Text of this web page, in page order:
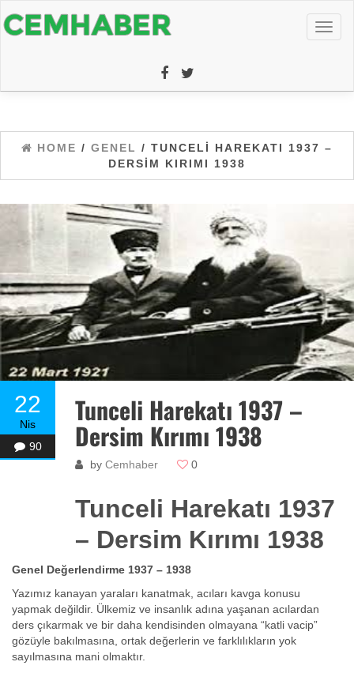
HOME / GENEL / TUNCELI HAREKATI 1937 –
DERSIM KIRIMI 1938
22
Nis
90
Tunceli Harekatı 1937 –
Dersim Kırımı 1938
by Cemhaber 0
Tunceli Harekatı 1937
– Dersim Kırımı 1938
Genel Değerlendirme 1937 – 1938
Yazımız kanayan yaraları kanatmak, acıları kavga konusu
yapmak değildir. Ülkemiz ve insanlık adına yaşanan acılardan
ders çıkarmak ve bir daha kendisinden olmayana “katli vacip”
gözüyle bakılmasına, ortak değerlerin ve farklılıkların yok
sayılmasına mani olmaktır.